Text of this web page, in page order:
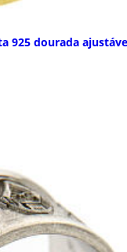
925 dourada